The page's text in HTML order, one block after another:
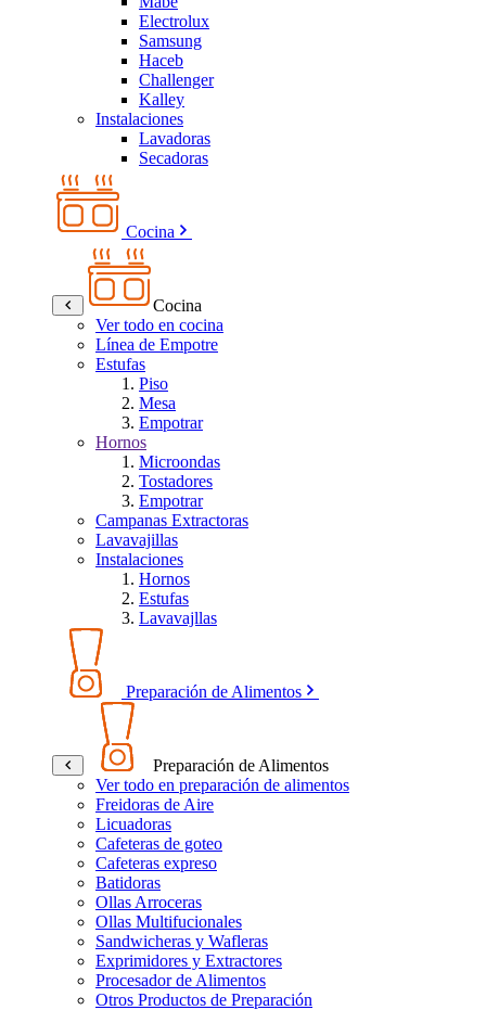
Electrolux
Samsung
Haceb
Challenger
Kalley
Instalaciones
Lavadoras
Secadoras
Cocina
Cocina
Ver todo en cocina
Línea de Empotre
Estufas
Piso
Mesa
Empotrar
Hornos
Microondas
Tostadores
Empotrar
Campanas Extractoras
Lavavajillas
Instalaciones
Hornos
Estufas
Lavavajllas
Preparación de Alimentos
Preparación de Alimentos
Ver todo en preparación de alimentos
Freidoras de Aire
Licuadoras
Cafeteras de goteo
Cafeteras expreso
Batidoras
Ollas Arroceras
Ollas Multifucionales
Sandwicheras y Wafleras
Exprimidores y Extractores
Procesador de Alimentos
Otros Productos de Preparación